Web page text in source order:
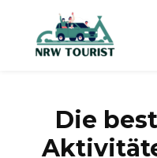
springen
Die